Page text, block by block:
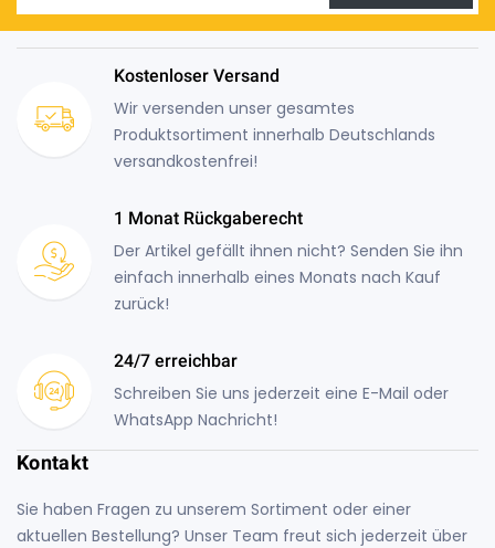
Kostenloser Versand
Wir versenden unser gesamtes
Produktsortiment innerhalb Deutschlands
versandkostenfrei!
1 Monat Rückgaberecht
Der Artikel gefällt ihnen nicht? Senden Sie ihn
einfach innerhalb eines Monats nach Kauf
zurück!
24/7 erreichbar
Schreiben Sie uns jederzeit eine E-Mail oder
WhatsApp Nachricht!
Kontakt
Sie haben Fragen zu unserem Sortiment oder einer
aktuellen Bestellung? Unser Team freut sich jederzeit über